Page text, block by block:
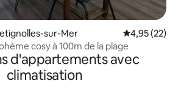
sur-Mer Évaluation
4,95 (22)
cosy à 100m de la plage
d'appartements avec
climatisation